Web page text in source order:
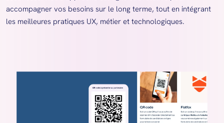
accompagner vos besoins sur le long terme, tout en intégrant
les meilleures pratiques UX, métier et technologiques.